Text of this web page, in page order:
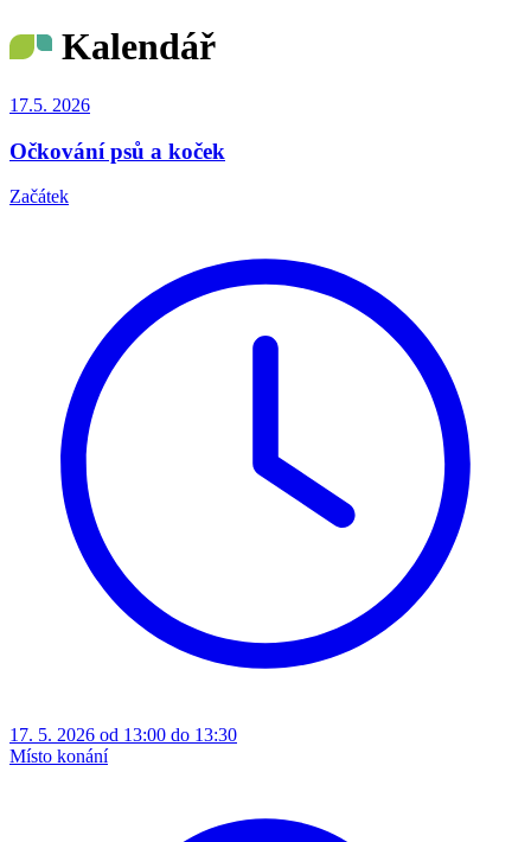
Kalendář
17.5. 2026
Očkování psů a koček
Začátek
17. 5. 2026 od 13:00 do 13:30
Místo konání